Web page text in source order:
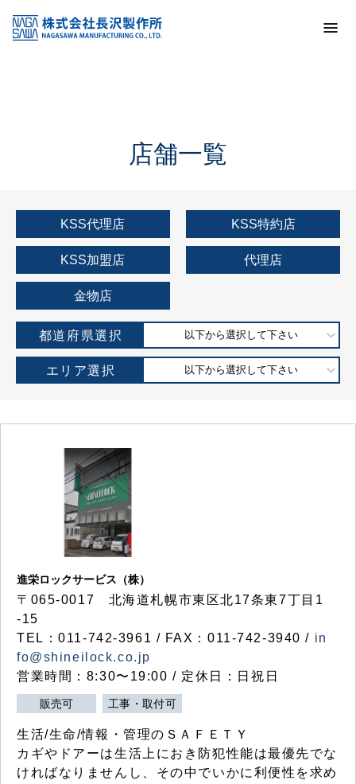
KSS加盟店・取扱店情報
店舗一覧
店舗一覧
KSS代理店 KSS特約店
KSS加盟店 代理店
金物店
都道府県選択 以下から選択して下さい
エリア選択 以下から選択して下さい
進栄ロックサービス（株）
〒065-0017 北海道札幌市東区北17条東7丁目1
-15
TEL：011-742-3961 / FAX：011-742-3940 / in
fo@shineilock.co.jp
営業時間：8:30〜19:00 / 定休日：日祝日
販売可 工事・取付可
生活/生命/情報・管理のＳＡＦＥＴＹ
カギやドアーは生活上におき防犯性能は最優先でな
ければなりませんし、その中でいかに利便性を求め